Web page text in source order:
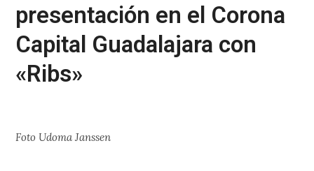
presentación en el Corona
Capital Guadalajara con
«Ribs»
Foto Udoma Janssen